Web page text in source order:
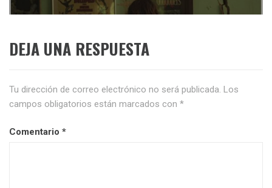
DEJA UNA RESPUESTA
Tu dirección de correo electrónico no será publicada. Los
campos obligatorios están marcados con *
Comentario *